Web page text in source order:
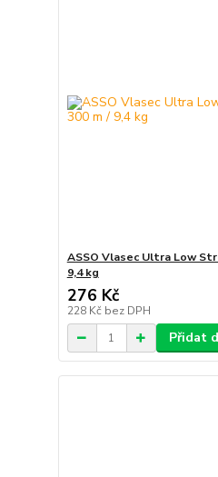
ASSO Vlasec Ultra Low
9,4 kg
276 Kč
228 Kč bez DPH
Přidat